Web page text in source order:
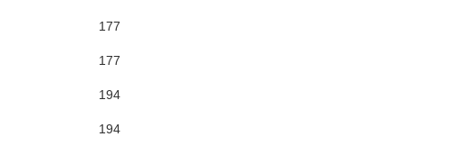
177
177
194
194